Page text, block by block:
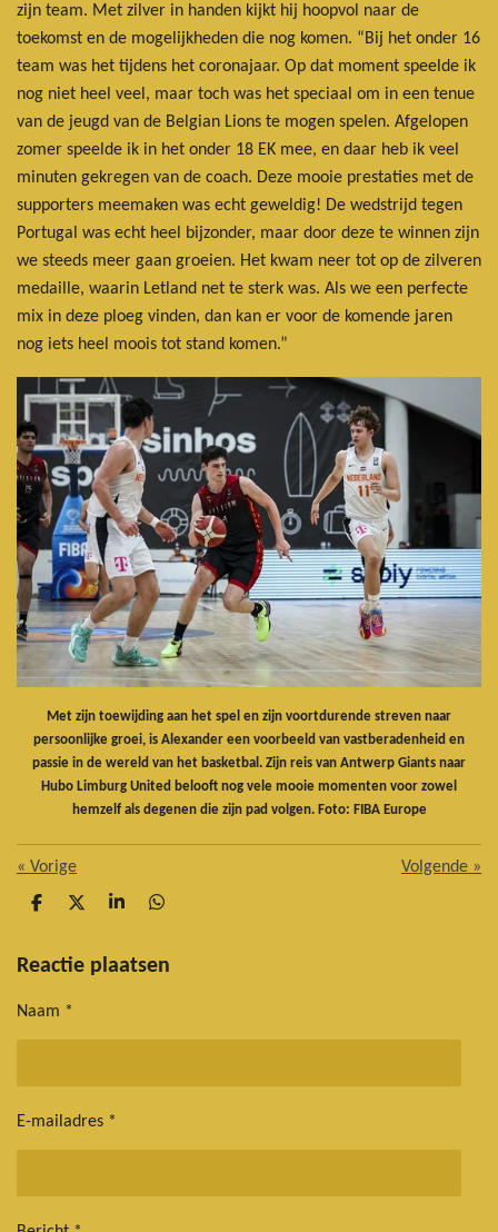
zijn team. Met zilver in handen kijkt hij hoopvol naar de
toekomst en de mogelijkheden die nog komen. “Bij het onder 16
team was het tijdens het coronajaar. Op dat moment speelde ik
nog niet heel veel, maar toch was het speciaal om in een tenue
van de jeugd van de Belgian Lions te mogen spelen. Afgelopen
zomer speelde ik in het onder 18 EK mee, en daar heb ik veel
minuten gekregen van de coach. Deze mooie prestaties met de
supporters meemaken was echt geweldig! De wedstrijd tegen
Portugal was echt heel bijzonder, maar door deze te winnen zijn
we steeds meer gaan groeien. Het kwam neer tot op de zilveren
medaille, waarin Letland net te sterk was. Als we een perfecte
mix in deze ploeg vinden, dan kan er voor de komende jaren
nog iets heel moois tot stand komen.”
Met zijn toewijding aan het spel en zijn voortdurende streven naar
persoonlijke groei, is Alexander een voorbeeld van vastberadenheid en
passie in de wereld van het basketbal. Zijn reis van Antwerp Giants naar
Hubo Limburg United belooft nog vele mooie momenten voor zowel
hemzelf als degenen die zijn pad volgen. Foto: FIBA Europe
« Vorige Volgende »
D
e
D
l
S
r
D
e
Reactie plaatsen
Naam *
E-mailadres *